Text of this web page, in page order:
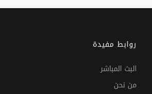
روابط مفيدة
البث المباشر
من نحن